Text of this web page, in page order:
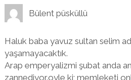
Bülent püsküllü
Haluk baba yavuz sultan selim
yaşamayacaktık.
Arap emperyalizmi şubat anda
zannediyor.oyle ki; memleketi